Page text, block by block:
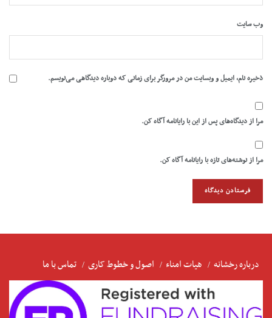
وب‌ سایت
ذخیره نام، ایمیل و وبسایت من در مرورگر برای زمانی که دوباره دیدگاهی می‌نویسم.
مرا از دیدگاه‌های پس از این با رایانامه آگاه کن.
مرا از نوشته‌های تازه با رایانامه آگاه کن.
درباره رخشانه هیات امناء اصول و خطوط کاری تماس با ما